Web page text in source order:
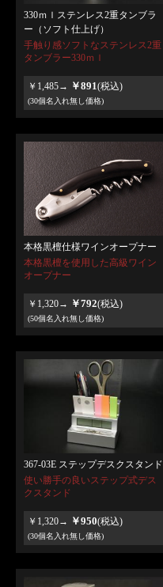
330ｍｌステンレス2重タンブラ
ー（ソフト仕上げ）
手触り感ソフトなステンレス2重
タンブラー330ｍｌ
￥1,485→ ￥891(税込)
(30個名入れ無し価格)
本格黒檀仕様ワインオープナー
本格黒檀を使用した高級ワイン
オープナー
￥1,320→ ￥792(税込)
(50個名入れ無し価格)
367-03E ステップデスクスタンド
使い勝手の良いステップ式デス
クスタンド
￥1,320→ ￥950(税込)
(30個名入れ無し価格)